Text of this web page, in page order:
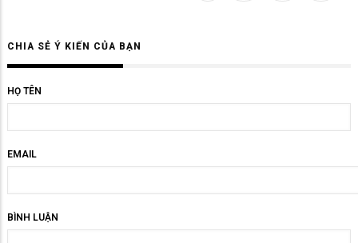
CHIA SẺ Ý KIẾN CỦA BẠN
HỌ TÊN
EMAIL
BÌNH LUẬN